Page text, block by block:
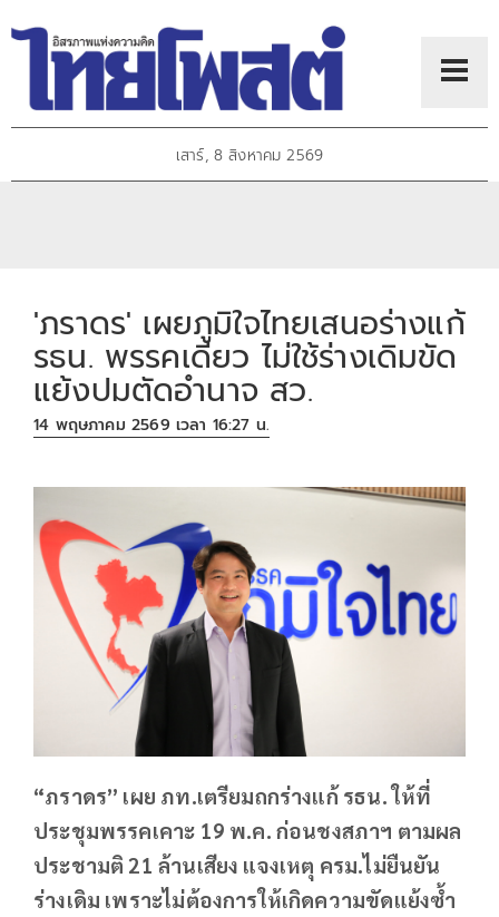
เสาร์, 8 สิงหาคม 2569
'ภราดร' เผยภูมิใจไทยเสนอร่างแก้
รธน. พรรคเดียว ไม่ใช้ร่างเดิมขัด
แย้งปมตัดอำนาจ สว.
14 พฤษภาคม 2569 เวลา 16:27 น.
“ภราดร” เผย ภท.เตรียมถกร่างแก้ รธน. ให้ที่
ประชุมพรรคเคาะ 19 พ.ค. ก่อนชงสภาฯ ตามผล
ประชามติ 21 ล้านเสียง แจงเหตุ ครม.ไม่ยืนยัน
ร่างเดิม เพราะไม่ต้องการให้เกิดความขัดแย้งซ้ำ